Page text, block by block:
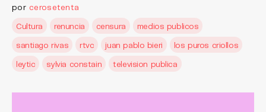
por cerosetenta
Cultura
renuncia censura
medios publicos
santiago rivas
rtvc juan pablo bieri
los puros criollos
leytic
sylvia constain television publica